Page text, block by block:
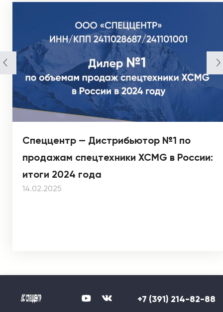
Спеццентр — Дистрибьютор №1 по
продажам спецтехники XCMG в России:
итоги 2024 года
14.02.2025
+7 (391) 214-82-88